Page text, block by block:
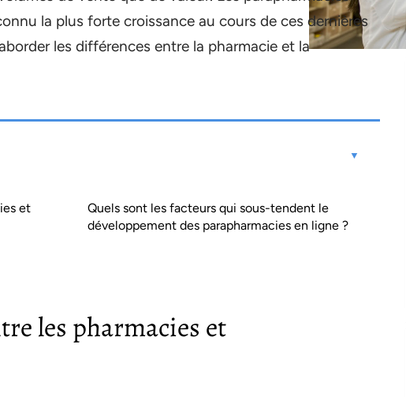
la plus forte croissance au cours de ces dernières
les différences entre la pharmacie et la
et
Quels sont les facteurs qui sous-tendent le
développement des parapharmacies en ligne ?
les pharmacies et